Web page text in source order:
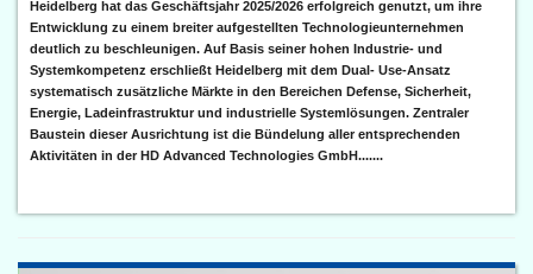
Heidelberg hat das Geschäftsjahr 2025/2026 erfolgreich genutzt, um ihre
Entwicklung zu einem breiter aufgestellten Technologieunternehmen
deutlich zu beschleunigen. Auf Basis seiner hohen Industrie- und
Systemkompetenz erschließt Heidelberg mit dem Dual- Use-Ansatz
systematisch zusätzliche Märkte in den Bereichen Defense, Sicherheit,
Energie, Ladeinfrastruktur und industrielle Systemlösungen. Zentraler
Baustein dieser Ausrichtung ist die Bündelung aller entsprechenden
Aktivitäten in der HD Advanced Technologies GmbH.......